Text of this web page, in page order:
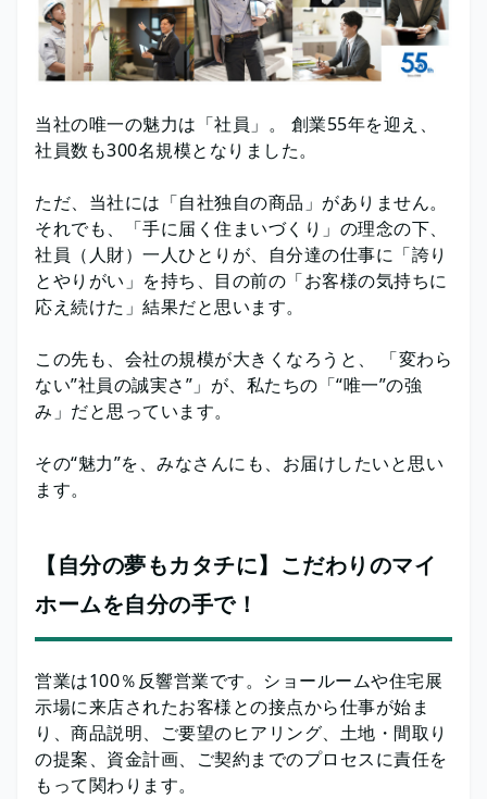
当社の唯一の魅力は「社員」。 創業55年を迎え、
社員数も300名規模となりました。
ただ、当社には「自社独自の商品」がありません。
それでも、「手に届く住まいづくり」の理念の下、
社員（人財）一人ひとりが、自分達の仕事に「誇り
とやりがい」を持ち、目の前の「お客様の気持ちに
応え続けた」結果だと思います。
この先も、会社の規模が大きくなろうと、 「変わら
ない”社員の誠実さ”」が、私たちの「“唯一”の強
み」だと思っています。
その“魅力”を、みなさんにも、お届けしたいと思い
ます。
【自分の夢もカタチに】こだわりのマイ
ホームを自分の手で！
営業は100％反響営業です。ショールームや住宅展
示場に来店されたお客様との接点から仕事が始ま
り、商品説明、ご要望のヒアリング、土地・間取り
の提案、資金計画、ご契約までのプロセスに責任を
もって関わります。